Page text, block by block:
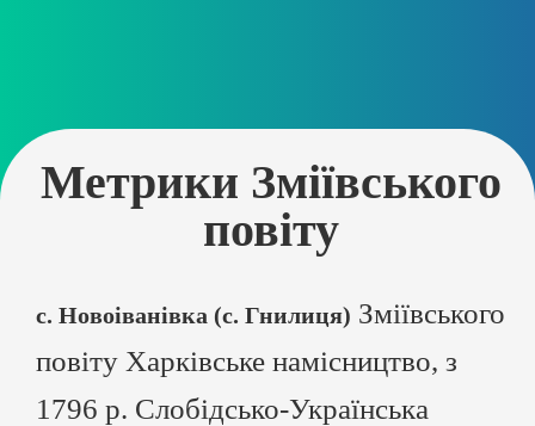
Метрики Зміївського
повіту
с. Новоіванівка (с. Гнилиця) Зміївського
повіту Харківське намісництво, з
1796 р. Слобідсько-Українська